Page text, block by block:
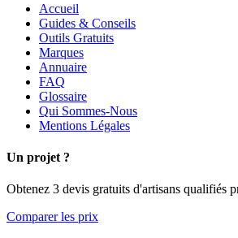
Accueil
Guides & Conseils
Outils Gratuits
Marques
Annuaire
FAQ
Glossaire
Qui Sommes-Nous
Mentions Légales
Un projet ?
Obtenez 3 devis gratuits d'artisans qualifiés
Comparer les prix